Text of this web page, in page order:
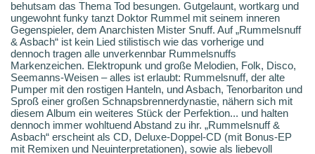
behutsam das Thema Tod besungen. Gutgelaunt, wortkarg und
ungewohnt funky tanzt Doktor Rummel mit seinem inneren
Gegenspieler, dem Anarchisten Mister Snuff. Auf „Rummelsnuff
& Asbach“ ist kein Lied stilistisch wie das vorherige und
dennoch tragen alle unverkennbar Rummelsnuffs
Markenzeichen. Elektropunk und große Melodien, Folk, Disco,
Seemanns-Weisen – alles ist erlaubt: Rummelsnuff, der alte
Pumper mit den rostigen Hanteln, und Asbach, Tenorbariton und
Sproß einer großen Schnapsbrennerdynastie, nähern sich mit
diesem Album ein weiteres Stück der Perfektion... und halten
dennoch immer wohltuend Abstand zu ihr. „Rummelsnuff &
Asbach“ erscheint als CD, Deluxe-Doppel-CD (mit Bonus-EP
mit Remixen und Neuinterpretationen), sowie als liebevoll